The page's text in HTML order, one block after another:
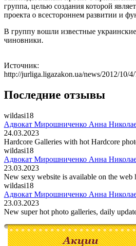
группа, целью создания которой
проекта о всестороннем развитии и
В группу вошли известные
чиновники.
Источник:
http://jurliga.ligazakon.ua/news/2012/10/
Последние отзывы
wildasi18
Адвокат Мирошниченко Анна
24.03.2023
Hardcore Galleries with hot Hardcore
wildasi18
Адвокат Мирошниченко Анна
23.03.2023
New sexy website is available on the
wildasi18
Адвокат Мирошниченко Анна
23.03.2023
New super hot photo galleries, daily